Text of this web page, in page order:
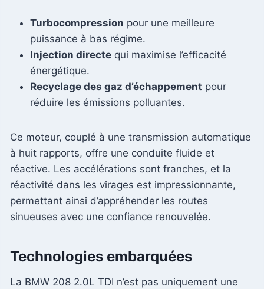
Turbocompression pour une meilleure
puissance à bas régime.
Injection directe qui maximise l’efficacité
énergétique.
Recyclage des gaz d’échappement pour
réduire les émissions polluantes.
Ce moteur, couplé à une transmission automatique
à huit rapports, offre une conduite fluide et
réactive. Les accélérations sont franches, et la
réactivité dans les virages est impressionnante,
permettant ainsi d’appréhender les routes
sinueuses avec une confiance renouvelée.
Technologies embarquées
La BMW 208 2.0L TDI n’est pas uniquement une